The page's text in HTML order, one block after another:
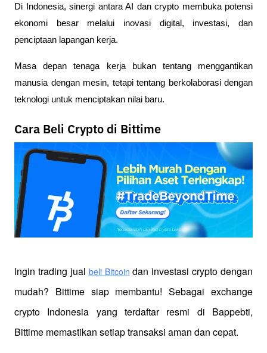
Di Indonesia, sinergi antara AI dan crypto membuka potensi
ekonomi besar melalui inovasi digital, investasi, dan
penciptaan lapangan kerja.
Masa depan tenaga kerja bukan tentang menggantikan
manusia dengan mesin, tetapi tentang berkolaborasi dengan
teknologi untuk menciptakan nilai baru.
Cara Beli Crypto di Bittime
Ingin trading jual beli Bitcoin dan investasi crypto dengan
mudah? Bittime siap membantu! Sebagai exchange
crypto Indonesia yang terdaftar resmi di Bappebti,
Bittime memastikan setiap transaksi aman dan cepat.